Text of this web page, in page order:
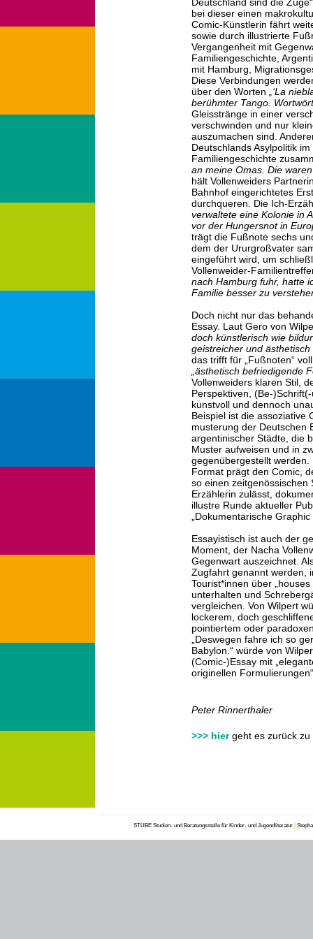
bei dieser einen
Comic-Künstlerin fährt
sowie durch illustrierte
Vergangenheit mit
Familiengeschichte,
mit Hamburg,
Diese Verbindungen
über den Worten „‘La
berühmter Tango.
Gleisstränge in einer
verschwinden und nur
auszumachen sind.
Deutschlands Asylpolitik
Familiengeschichte
an meine Omas. Die
hält Vollenweiders
Bahnhof eingerichtetes
durchqueren. Die Ich-
verwaltete eine Kolonie in
vor der Hungersnot in
trägt die Fußnote sechs
dem der Ururgroßvater
eingeführt wird, um
Vollenweider-
nach Hamburg fuhr, hatte
Familie besser zu
Doch nicht nur das
Essay. Laut Gero von
doch künstlerisch wie
geistreicher und
das trifft für „Fußnoten“
„ästhetisch befriedigende
Vollenweiders klaren Stil,
Perspektiven, (Be-
kunstvoll und dennoch
Beispiel ist die assoziative
musterung der Deutschen
argentinischer Städte, die
Muster aufweisen und in
gegenübergestellt
Format prägt den Comic,
so einen zeitgenössischen
Erzählerin zulässt,
illustre Runde aktueller
„Dokumentarische
Essayistisch ist auch der
Moment, der Nacha
Gegenwart auszeichnet.
Zugfahrt genannt werden,
Tourist*innen über
unterhalten und
vergleichen. Von Wilpert
lockerem, doch
pointiertem oder
„Deswegen fahre ich so
Babylon.“ würde von
(Comic-)Essay mit
originellen
Peter Rinnerthaler
>>> hiergeht es zurück zu
STUBE Studien- und Beratungsstelle für Kinder- und Jugendliteratur